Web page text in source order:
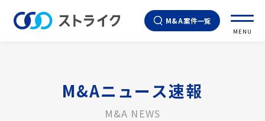
M&A案件一覧
MENU
M&Aニュース速報
M&A NEWS